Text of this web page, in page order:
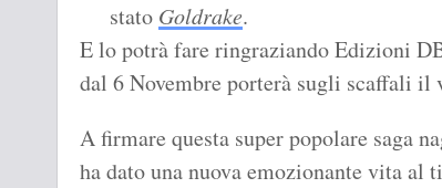
stato Goldrake.
E lo potrà fare ringraziando Edizioni
dal 6 Novembre porterà sugli scaffali
A firmare questa super popolare saga
ha dato una nuova emozionante vita al